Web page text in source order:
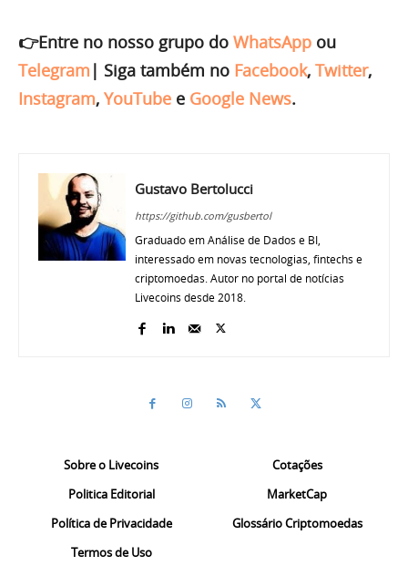
👉Entre no nosso grupo do WhatsApp ou
Telegram | Siga também no Facebook, Twitter,
Instagram, YouTube e Google News.
Gustavo Bertolucci
https://github.com/gusbertol
Graduado em Análise de Dados e BI,
interessado em novas tecnologias, fintechs e
criptomoedas. Autor no portal de notícias
Livecoins desde 2018.
Sobre o Livecoins
Politica Editorial
Política de Privacidade
Termos de Uso
Cotações
MarketCap
Glossário Criptomoedas